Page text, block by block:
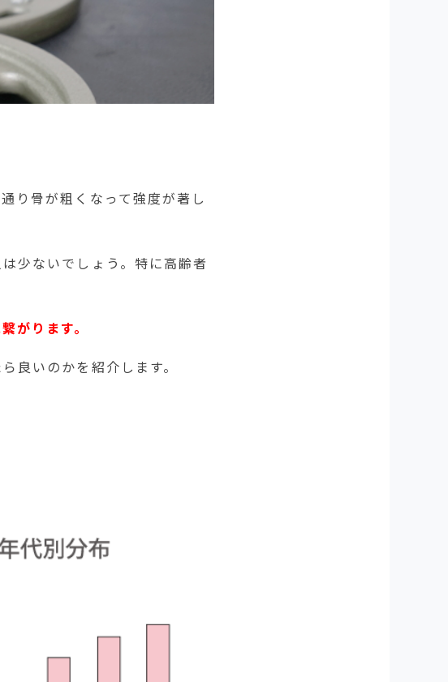
り骨が粗くなって強度が著し
少ないでしょう。特に高齢者
がります。
良いのかを紹介します。